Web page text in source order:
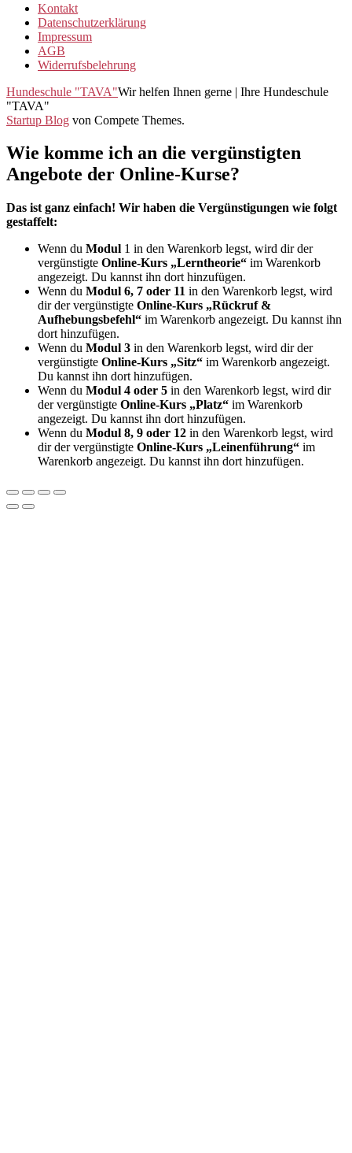
Kontakt
Datenschutzerklärung
Impressum
AGB
Widerrufsbelehrung
Hundeschule "TAVA"Wir helfen Ihnen gerne | Ihre Hundeschule
"TAVA"
Startup Blog von Compete Themes.
Wie komme ich an die vergünstigten
Angebote der Online-Kurse?
Das ist ganz einfach! Wir haben die Vergünstigungen wie folgt
gestaffelt:
Wenn du Modul 1 in den Warenkorb legst, wird dir der
vergünstigte Online-Kurs „Lerntheorie“ im Warenkorb
angezeigt. Du kannst ihn dort hinzufügen.
Wenn du Modul 6, 7 oder 11 in den Warenkorb legst, wird
dir der vergünstigte Online-Kurs „Rückruf &
Aufhebungsbefehl“ im Warenkorb angezeigt. Du kannst ihn
dort hinzufügen.
Wenn du Modul 3 in den Warenkorb legst, wird dir der
vergünstigte Online-Kurs „Sitz“ im Warenkorb angezeigt.
Du kannst ihn dort hinzufügen.
Wenn du Modul 4 oder 5 in den Warenkorb legst, wird dir
der vergünstigte Online-Kurs „Platz“ im Warenkorb
angezeigt. Du kannst ihn dort hinzufügen.
Wenn du Modul 8, 9 oder 12 in den Warenkorb legst, wird
dir der vergünstigte Online-Kurs „Leinenführung“ im
Warenkorb angezeigt. Du kannst ihn dort hinzufügen.